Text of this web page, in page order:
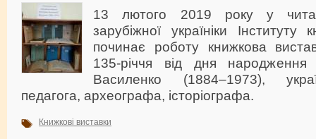
13 лютого 2019 року у
зарубіжної україніки Інституту
починає роботу книжкова
135-річчя від дня
Василенко (1884–1973),
педагога, археографа, історіографа.
Книжкові виставки